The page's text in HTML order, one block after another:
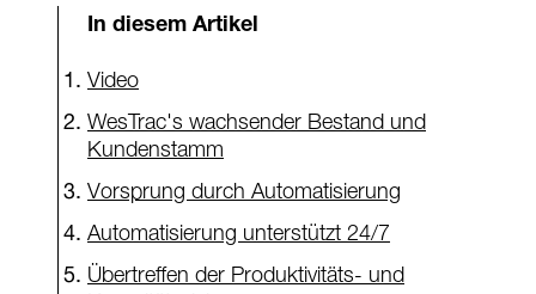
In diesem Artikel
Video
WesTrac's wachsender Bestand und
Kundenstamm
Vorsprung durch Automatisierung
Automatisierung unterstützt 24/7
Übertreffen der Produktivitäts- und